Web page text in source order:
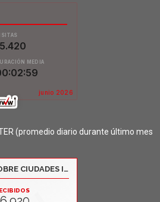
(promedio diario durante último mes